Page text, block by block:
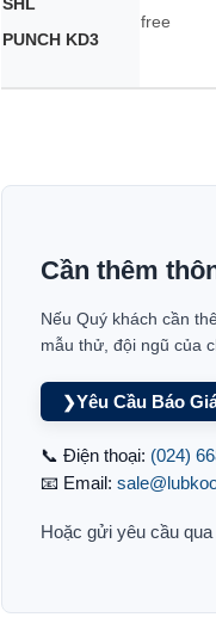
PUNCH KD3
free
Cần thêm
Nếu Quý khách cần
mẫu thử, đội ngũ của
❯Yêu Cầu Báo
📞 Điện thoại: (024)
📧 Email:
Hoặc gửi yêu cầu qua